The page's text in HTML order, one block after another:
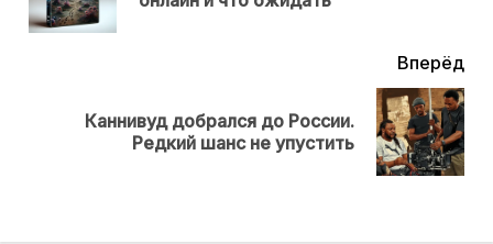
Вперёд
Каннивуд добрался до России.
Редкий шанс не упустить